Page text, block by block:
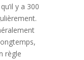
y a 300
règle